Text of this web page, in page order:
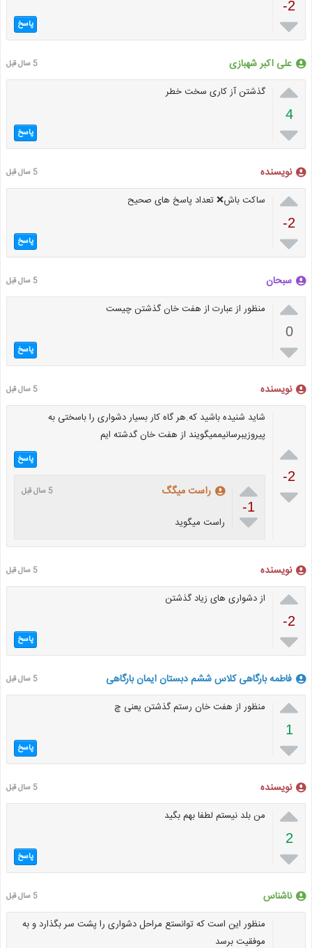
-2
 پاسخ
علی اکبر شهبازی 5 سال قبل

4

گذشتن آز کاری سخت خطر
پاسخ
نویسنده 5 سال قبل

-2

ساکت باش❌ تعداد پاسخ های صحیح
پاسخ
سبحان 5 سال قبل

0

منظور از عبارت از هفت خان گذشتن چیست
پاسخ
نویسنده 5 سال قبل

-2

شاید شنیده باشید که.هر گاه کار بسیار دشواری را باسختی به
پیروزیبرسانیممیگویند از هفت خان گدشته ایم
پاسخ

-1

راست میگگ 5 سال قبل
راست میگوید
نویسنده 5 سال قبل

-2

از دشواری های زیاد گذشتن
پاسخ
فاطمه بارگاهی کلاس ششم دبستان ایمان بارگاهی 5 سال قبل

1

منظور از هفت خان رستم گذشتن یعنی چ
پاسخ
نویسنده 5 سال قبل

2

من بلد نیستم لطفا بهم بگید
پاسخ
ناشناس 5 سال قبل
منظور این است که توانستع مراحل دشواری را پشت سر بگذارد و به
موفقیت برسد